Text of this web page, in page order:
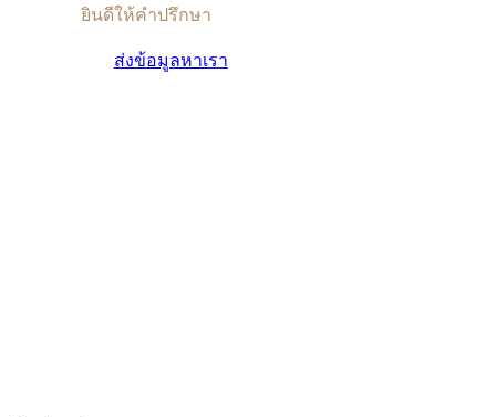
ยินดีให้คำปรึกษา
ส่งข้อมูลหาเรา